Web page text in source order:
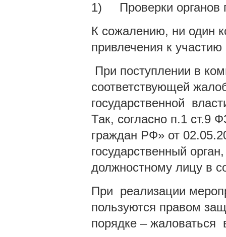
1) Проверки органов
К сожалению, ни один
привлечения к участию
При поступлении в
соответствующей
государственной
Так, согласно п.1 ст.9
граждан РФ» от
государственный
должностному лицу в
При реализации
пользуются правом
порядке – жаловаться